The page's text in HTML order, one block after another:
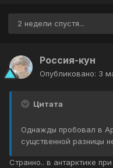
2 недели спустя...
Россия-кун
Опубликовано: 3
Цитата
Однажды пробовал в
сущственной разницы
Странно.. в антарктике